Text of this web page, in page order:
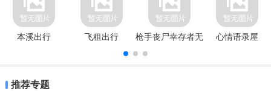
本溪出行 飞租出行
枪手丧尸幸存者无
心情语录屋
推荐专题